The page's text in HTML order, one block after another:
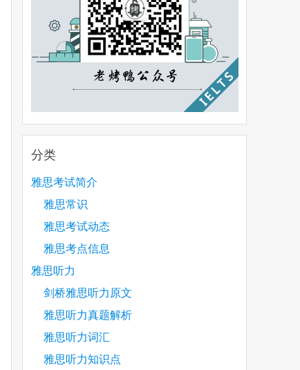
分类
雅思考试简介
雅思常识
雅思考试动态
雅思考点信息
雅思听力
剑桥雅思听力原文
雅思听力真题解析
雅思听力词汇
雅思听力知识点